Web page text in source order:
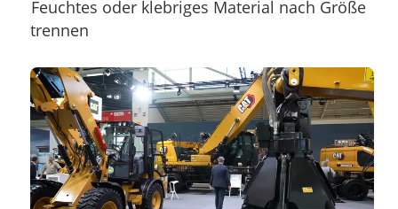
Feuchtes oder klebriges Material nach Größe
trennen